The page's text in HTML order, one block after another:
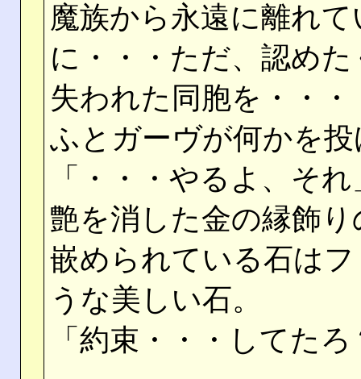
魔族から永遠に離れ
に・・・ただ、認め
失われた同胞を・・・
ふとガーヴが何かを
「・・・やるよ、それ
艶を消した金の縁飾
嵌められている石は
うな美しい石。
「約束・・・してた